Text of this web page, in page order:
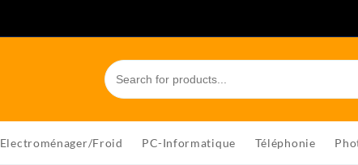
Electroménager/Froid PC-Informatique Téléphonie